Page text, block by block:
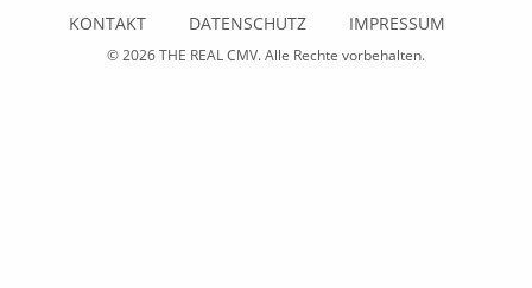
KONTAKT DATENSCHUTZ IMPRESSUM
© 2026THE REAL CMV. Alle Rechte vorbehalten.